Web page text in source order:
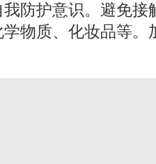
防护意识。避免接
物质、化妆品等。